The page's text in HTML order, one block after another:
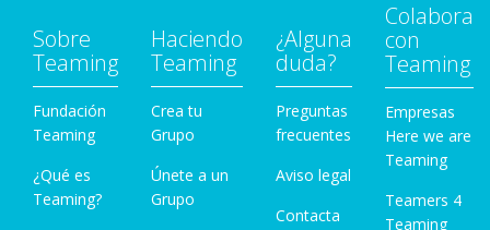
Sobre
Teaming
Fundación
Teaming
¿Qué es
Teaming?
Haciendo
Teaming
Crea tu
Grupo
Únete a un
Grupo
¿Alguna
duda?
Preguntas
frecuentes
Aviso legal
Contacta
Colabora
con
Teaming
Empresas
Here we are
Teaming
Teamers 4
Teaming